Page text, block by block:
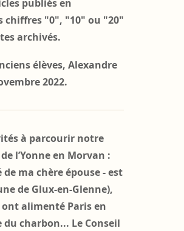
publiés en
chiffres "0", "10" ou "20"
archivés.
élèves, Alexandre
2022.
à parcourir notre
l’Yonneen Morvan :
ma chère épouse - est
de Glux-en-Glenne),
alimenté Paris en
du charbon... Le Conseil